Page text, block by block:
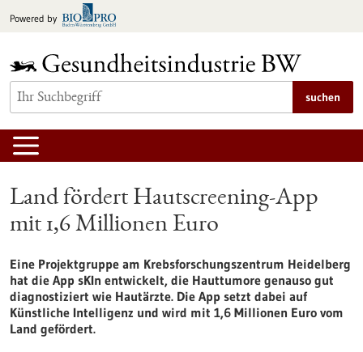
Inhalt
Powered by
suchen
Land fördert Hautscreening-App
mit 1,6 Millionen Euro
Eine Projektgruppe am Krebsforschungszentrum Heidelberg
hat die App sKIn entwickelt, die Hauttumore genauso gut
diagnostiziert wie Hautärzte. Die App setzt dabei auf
Künstliche Intelligenz und wird mit 1,6 Millionen Euro vom
Land gefördert.